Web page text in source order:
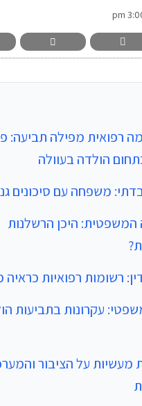
3:00
רפואית מפילה תביעה:
הולדה בעוולה
משפחה עם סיכונים
היכן הרשלנות
רשומות רפואיות
עקרונות בתביעות
מעשיות על הציבור